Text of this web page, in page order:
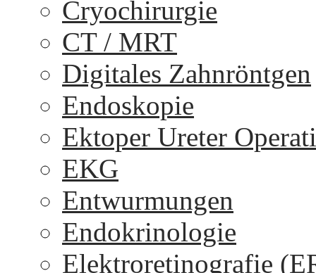
Cryochirurgie
CT / MRT
Digitales Zahnröntgen
Endoskopie
Ektoper Ureter
EKG
Entwurmungen
Endokrinologie
Elektroretinografie